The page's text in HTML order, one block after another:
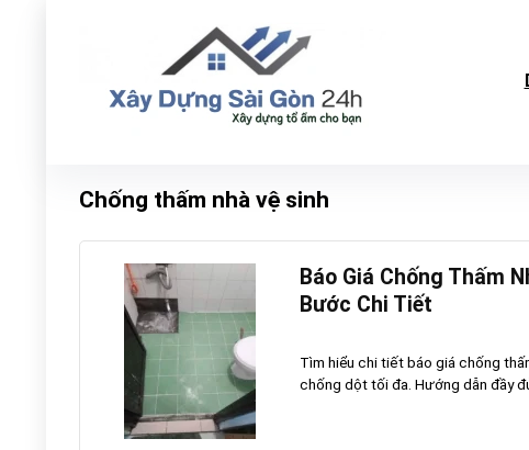
Chống thấm nhà vệ sinh
Báo Giá Chống Thấm
Bước Chi Tiết
Tìm hiểu chi tiết báo giá chống
chống dột tối đa. Hướng dẫn đầy